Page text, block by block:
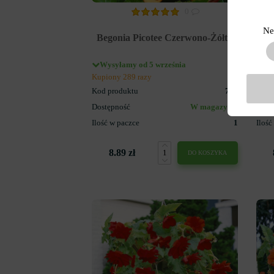
Begonia Picotee Czerwono-Żółta
Wysyłamy od 5 września
Kupiony 289 razy
Kod produktu
771
Dostępność
W magazynie
Ilość w paczce
1
8.89 zł DO KOSZYKA
Ilość